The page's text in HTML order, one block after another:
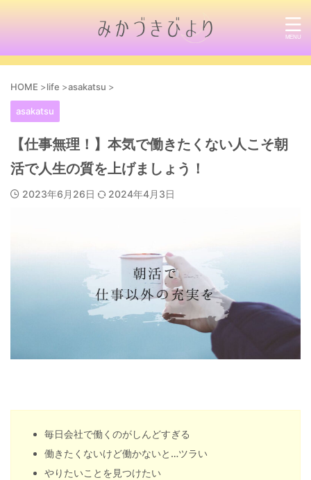
HOME >life >asakatsu >
asakatsu
【仕事無理！】本気で働きたくない人こそ朝
活で人生の質を上げましょう！
2023年6月26日 2024年4月3日
毎日会社で働くのがしんどすぎる
働きたくないけど働かないと…ツラい
やりたいことを見つけたい